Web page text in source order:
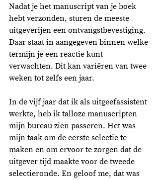
Nadat je het manuscript van je boek
hebt verzonden, sturen de meeste
uitgeverijen een ontvangstbevestiging.
Daar staat in aangegeven binnen welke
termijn je een reactie kunt
verwachten. Dit kan variëren van twee
weken tot zelfs een jaar.
In de vijf jaar dat ik als uitgeefassistent
werkte, heb ik talloze manuscripten
mijn bureau zien passeren. Het was
mijn taak om de eerste selectie te
maken en om ervoor te zorgen dat de
uitgever tijd maakte voor de tweede
selectieronde. En geloof me, dat was